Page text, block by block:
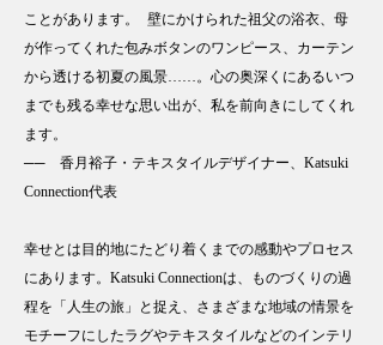
ことがあります。 壁にかけられた祖父の浴衣、母
が作ってくれた包みボタンのワンピース、カーテン
から透ける初夏の風景……。心の奥深くにあるいつ
までも残る幸せな思い出が、私を前向きにしてくれ
ます。
── 香月裕子・テキスタイルデザイナー、Katsuki
Connection代表
幸せとは目的地にたどり着くまでの感動やプロセス
にあります。Katsuki Connectionは、ものづくりの過
程を「人生の旅」と捉え、さまざまな地域の情景を
モチーフにしたラグやテキスタイルなどのインテリ